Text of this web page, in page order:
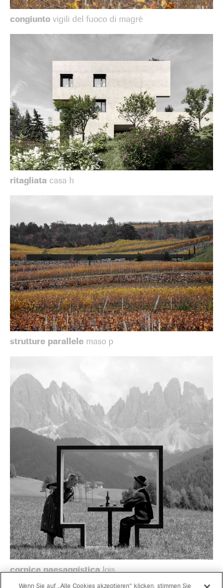
congiunto vigili del fuoco di magrè
ritagliata casa h
strutture parallele maso p
cornice paesaggisticalois
Wenn Sie auf „Alle Cookies akzeptieren“ klicken, stimmen Sie